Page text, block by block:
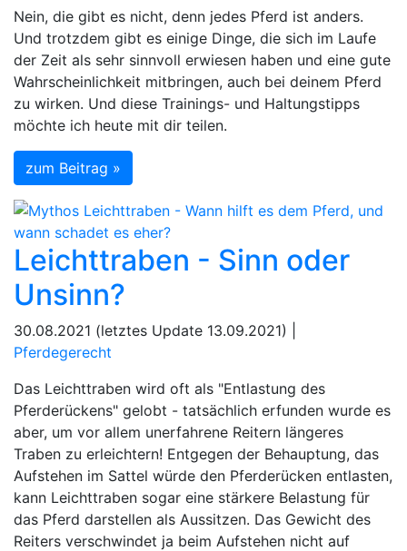
Nein, die gibt es nicht, denn jedes Pferd ist anders.
Und trotzdem gibt es einige Dinge, die sich im Laufe
der Zeit als sehr sinnvoll erwiesen haben und eine gute
Wahrscheinlichkeit mitbringen, auch bei deinem Pferd
zu wirken. Und diese Trainings- und Haltungstipps
möchte ich heute mit dir teilen.
zum Beitrag »
Leichttraben - Sinn oder
Unsinn?
30.08.2021 (letztes Update 13.09.2021) |
Pferdegerecht
Das Leichttraben wird oft als "Entlastung des
Pferderückens" gelobt - tatsächlich erfunden wurde es
aber, um vor allem unerfahrene Reitern längeres
Traben zu erleichtern!⁠ Entgegen der Behauptung, das
Aufstehen im Sattel würde den Pferderücken entlasten,
kann Leichttraben sogar eine stärkere Belastung für
das Pferd darstellen als Aussitzen. Das Gewicht des
Reiters verschwindet ja beim Aufstehen nicht auf